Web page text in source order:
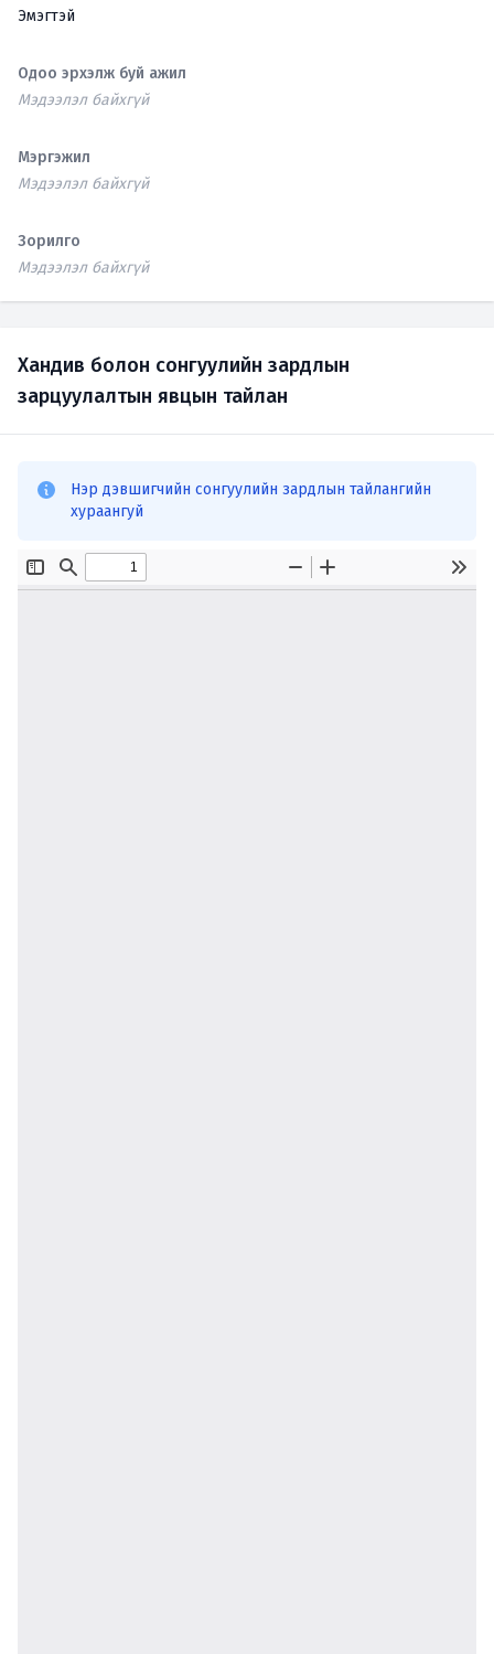
Эмэгтэй
Одоо эрхэлж буй ажил
Мэдээлэл байхгүй
Мэргэжил
Мэдээлэл байхгүй
Зорилго
Мэдээлэл байхгүй
Хандив болон сонгуулийн зардлын
зарцуулалтын явцын тайлан
Нэр дэвшигчийн сонгуулийн зардлын тайлангийн
хураангуй